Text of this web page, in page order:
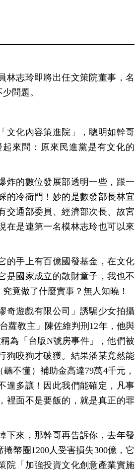
林志玲即將出任文策院董事，名
問題。
文化內容策進院」，聰明如幹哥
來問：原來民進黨是有文化的
炸的數位發展部透明一些，跟一
的冷衙門！妙的是數發部長林宜
交通部委員、經濟部次長、故宮
在是連第一名模林志玲也可以來
的手上有百億國發基金，在文化
是國家成立的散財童子，我也不
竟做了什麼實事？無人知曉！
奇遊戲有限公司」誘騙少女拍攝
蘿教主」陳佐維判刑12年，他與
為「台版N號房事件」，他們被
狗咬狗才破獲。結果潘某竟然能
不懂）補助金高達79萬4千元，
遑多讓！因此我們能確定，凡事
裡面不是要飯的，就是真正的罪
下來，那幹哥再告訴你，去年發
幣圈1200人受害損失300億，它
院「加強投資文化創意產業實施